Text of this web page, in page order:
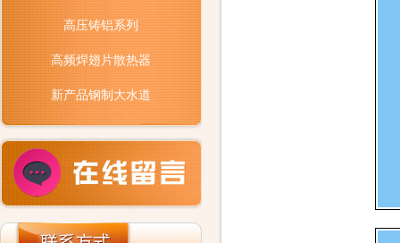
高压铸铝系列
高频焊翅片散热器
新产品钢制大水道